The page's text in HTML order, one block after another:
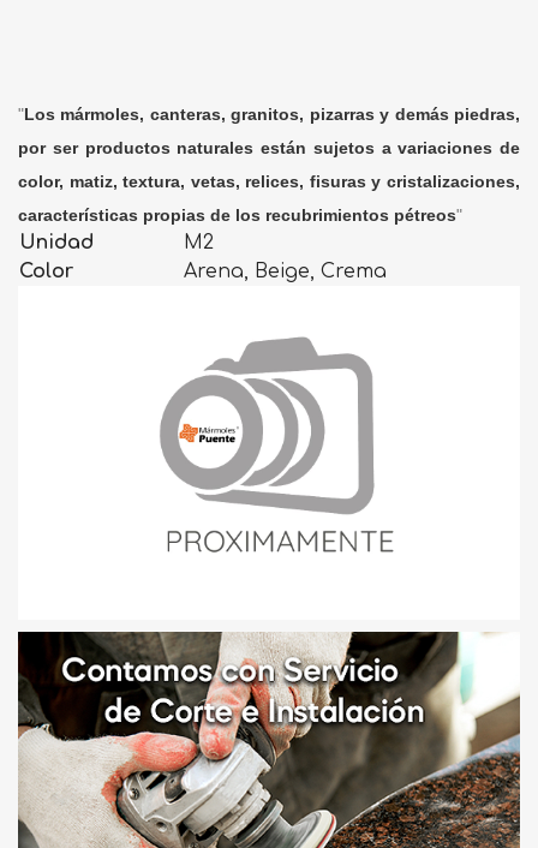
"Los mármoles, canteras, granitos, pizarras y demás piedras,
por ser productos naturales están sujetos a variaciones de
color, matiz, textura, vetas, relices, fisuras y cristalizaciones,
características propias de los recubrimientos pétreos"
Unidad
M2
Color
Arena, Beige, Crema